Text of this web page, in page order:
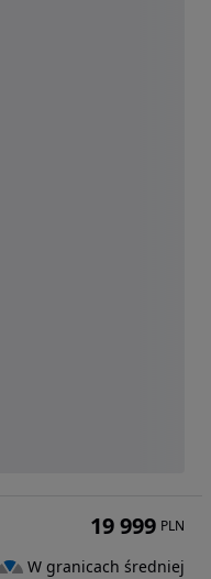
19 999 PLN
W granicach średniej